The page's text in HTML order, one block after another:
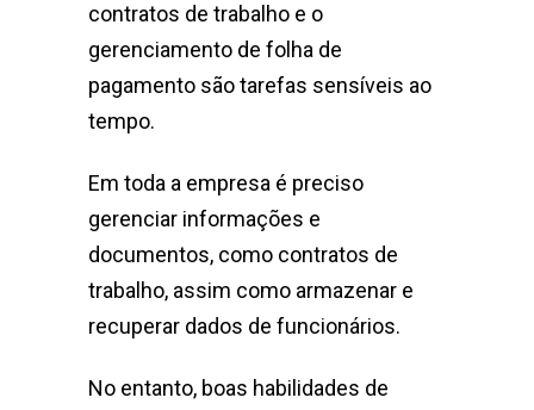
contratos de trabalho e o
gerenciamento de folha de
pagamento são tarefas sensíveis ao
tempo.
Em toda a empresa é preciso
gerenciar informações e
documentos, como contratos de
trabalho, assim como armazenar e
recuperar dados de funcionários.
No entanto, boas habilidades de